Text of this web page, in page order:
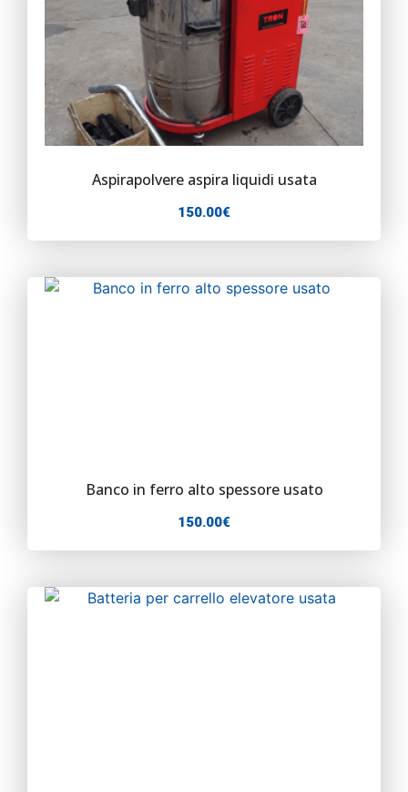
Aspirapolvere aspira liquidi usata
150.00€
Banco in ferro alto spessore usato
150.00€